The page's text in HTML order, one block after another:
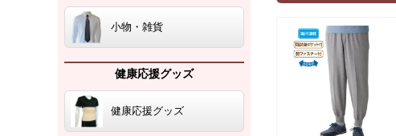
小物・雑貨
健康応援グッズ
健康応援グッズ